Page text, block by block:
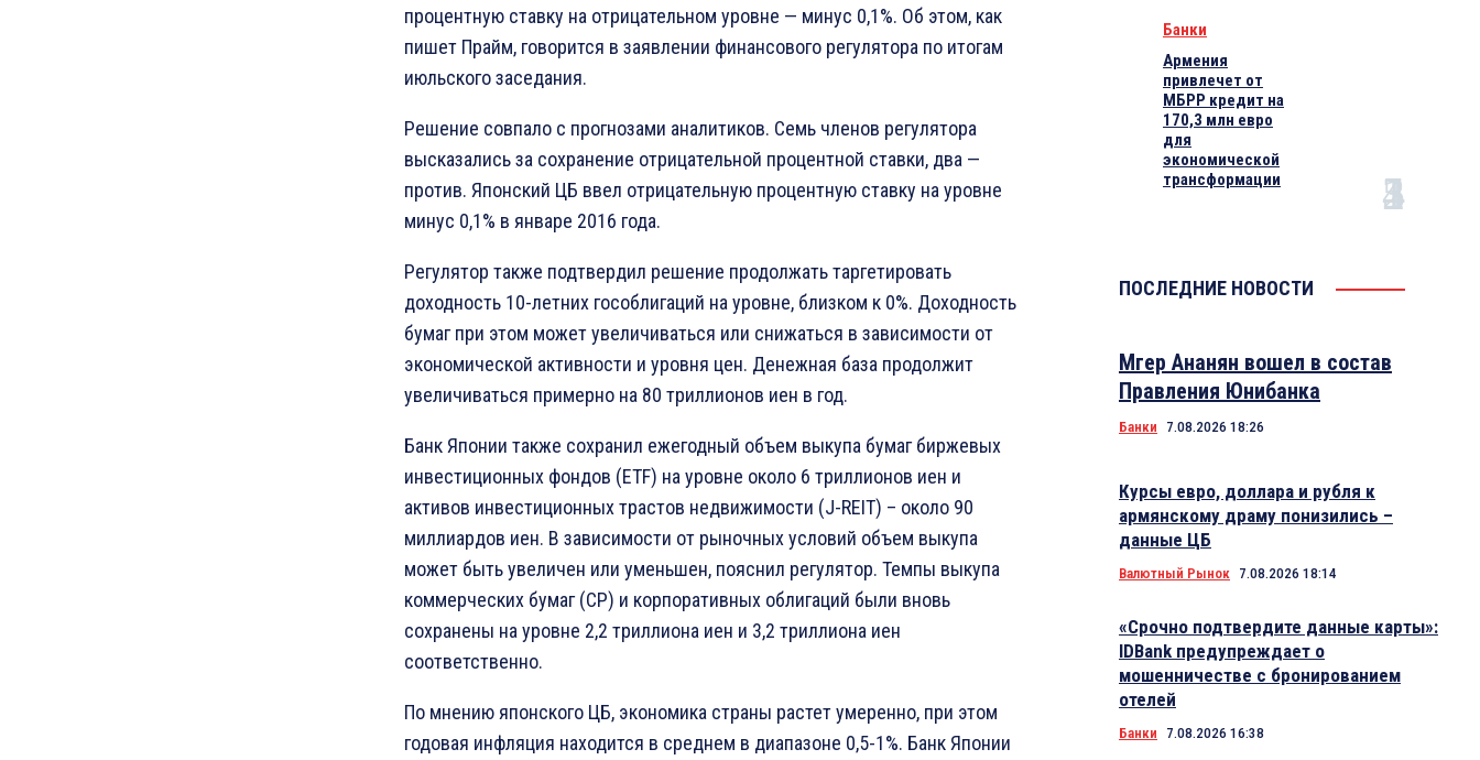
процентную ставку на отрицательном уровне — минус 0,1%. Об этом, как
пишет Прайм, говорится в заявлении финансового регулятора по итогам
июльского заседания.
Решение совпало с прогнозами аналитиков. Семь членов регулятора
высказались за сохранение отрицательной процентной ставки, два —
против. Японский ЦБ ввел отрицательную процентную ставку на уровне
минус 0,1% в январе 2016 года.
Регулятор также подтвердил решение продолжать таргетировать
доходность 10-летних гособлигаций на уровне, близком к 0%. Доходность
бумаг при этом может увеличиваться или снижаться в зависимости от
экономической активности и уровня цен. Денежная база продолжит
увеличиваться примерно на 80 триллионов иен в год.
Банк Японии также сохранил ежегодный объем выкупа бумаг биржевых
инвестиционных фондов (ETF) на уровне около 6 триллионов иен и
активов инвестиционных трастов недвижимости (J-REIT) – около 90
миллиардов иен. В зависимости от рыночных условий объем выкупа
может быть увеличен или уменьшен, пояснил регулятор. Темпы выкупа
коммерческих бумаг (CP) и корпоративных облигаций были вновь
сохранены на уровне 2,2 триллиона иен и 3,2 триллиона иен
соответственно.
По мнению японского ЦБ, экономика страны растет умеренно, при этом
годовая инфляция находится в среднем в диапазоне 0,5-1%. Банк Японии
Банки
Армения
привлечет от
МБРР кредит на
170,3 млн евро
для
экономической
трансформации
ПОСЛЕДНИЕ НОВОСТИ
Мгер Ананян вошел в состав
Правления Юнибанка
Банки 7.08.2026 18:26
Курсы евро, доллара и рубля к
армянскому драму понизились –
данные ЦБ
Валютный Рынок 7.08.2026 18:14
«Срочно подтвердите данные карты»:
IDBank предупреждает о
мошенничестве с бронированием
отелей
Банки 7.08.2026 16:38